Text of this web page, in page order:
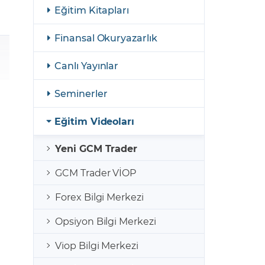
Yasal Bildirimler
GCM Borsa Trader Eğitim Videoları
Eğitim Kitapları
Finansal Okuryazarlık
Canlı Yayınlar
Seminerler
Eğitim Videoları
Yeni GCM Trader
GCM Trader VİOP
Forex Bilgi Merkezi
Opsiyon Bilgi Merkezi
Viop Bilgi Merkezi